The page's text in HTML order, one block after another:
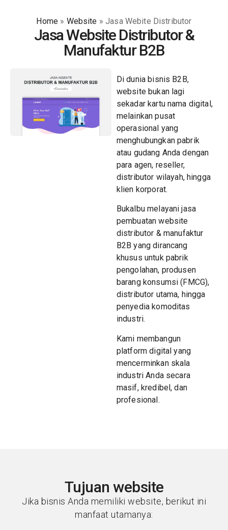
Home » Website »Jasa Webite Distributor
Jasa Website Distributor &
Manufaktur B2B
Di dunia bisnis B2B,
website bukan lagi
sekadar kartu nama digital,
melainkan pusat
operasional yang
menghubungkan pabrik
atau gudang Anda dengan
para agen, reseller,
distributor wilayah, hingga
klien korporat.
Bukalbu melayani jasa
pembuatan website
distributor & manufaktur
B2B yang dirancang
khusus untuk pabrik
pengolahan, produsen
barang konsumsi (FMCG),
distributor utama, hingga
penyedia komoditas
industri.
Kami membangun
platform digital yang
mencerminkan skala
industri Anda secara
masif, kredibel, dan
profesional.
Tujuan website
Jika bisnis Anda memiliki website, berikut ini
manfaat utamanya: